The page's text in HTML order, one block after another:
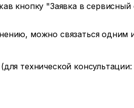
кнопку "Заявка в сервисный
можно связаться одним
технической консультации: